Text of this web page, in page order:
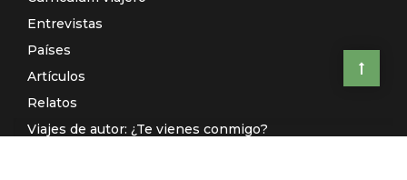
Entrevistas
Países
Artículos
Relatos
Viajes de autor: ¿Te vienes conmigo?